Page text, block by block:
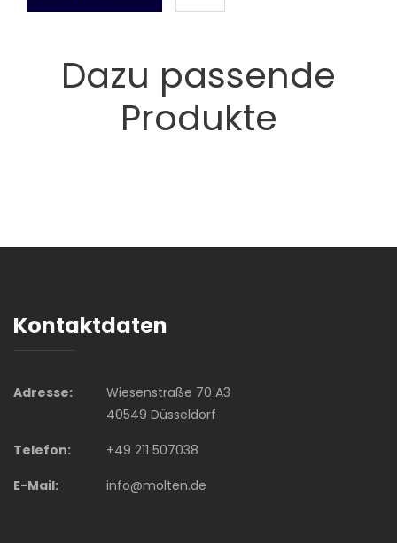
Dazu passende
Produkte
Kontaktdaten
Adresse:
Wiesenstraße 70 A3
40549 Düsseldorf
Telefon:
+49 211 507038
E-Mail:
info@molten.de